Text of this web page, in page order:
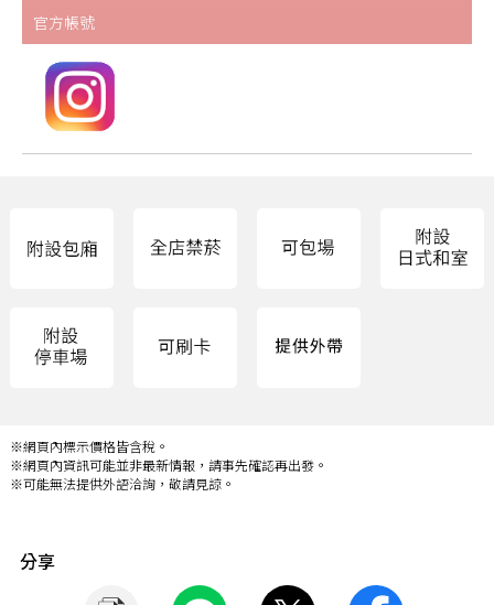
官方帳號
※網頁內標示價格皆含稅。
※網頁內資訊可能並非最新情報，請事先確認再出發。
※可能無法提供外語洽詢，敬請見諒。
分享